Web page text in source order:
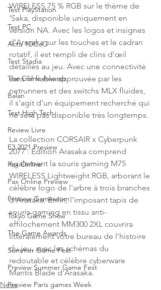
Test PlayStation
Test PC
Actu 1DCoG
Test Stadia
The Game Awards
Balan
Test High Tech
Review Livre
E3 2021 Preview
Pax Online
Pax Online Preview
Preview Gamescom
Tokyo Game Show
The Game Awards
Summer Game Fest
Preview Summer Game Fest
Preview Paris games Week
WIRELESS 75 % RGB sur le thème de
‘Saka, disponible uniquement en
version NA. Avec les logos et insignes
d'Arasaka sur les touches et le cadran
rotatif, il est rempli de clins d'œil
détaillés au jeu. Avec une connectivité
sans fil fiable approuvée par les
netrunners et des switchs MLX fluides,
il s'agit d'un équipement recherché qui
ne sera pas disponible très longtemps.
La collection CORSAIR x Cyberpunk
2077 : Édition Arasaka comprend
également la souris gaming M75
WIRELESS Lightweight RGB, arborant le
célèbre logo de l'arbre à trois branches
d'Arasaka. Enfin, l'imposant tapis de
souris gaming en tissu anti-
effilochement MM300 2XL couvrira
littéralement votre bureau de l'histoire
du jeu, avec les schémas du
redoutable et célèbre cyberware
Mantis Blade d'Arasaka.
News